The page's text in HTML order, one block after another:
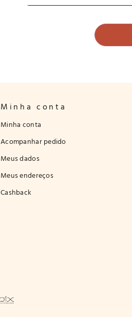
Minha conta
Minha conta
Acompanhar pedido
Meus dados
Meus endereços
Cashback